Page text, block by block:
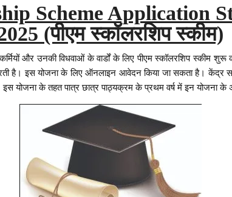
Scheme Application
(पीएम स्कॉलरशिप स्कीम)
और उनकी विधवाओं के वार्डों के लिए पीएम स्कॉलरशिप स्कीम
है। इस योजना के लिए ऑनलाइन आवेदन किया जा सकता है। केंद्र
योजना के तहत पात्र छात्र पाठ्यक्रम के प्रथम वर्ष में इन योजना